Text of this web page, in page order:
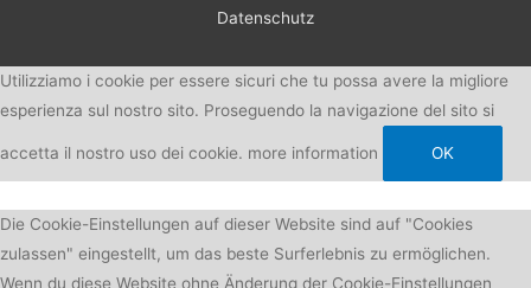
Datenschutz
Utilizziamo i cookie per essere sicuri che tu possa avere la migliore
esperienza sul nostro sito. Proseguendo la navigazione del sito si
accetta il nostro uso dei cookie. more information OK
Die Cookie-Einstellungen auf dieser Website sind auf "Cookies
zulassen" eingestellt, um das beste Surferlebnis zu ermöglichen.
Wenn du diese Website ohne Änderung der Cookie-Einstellungen